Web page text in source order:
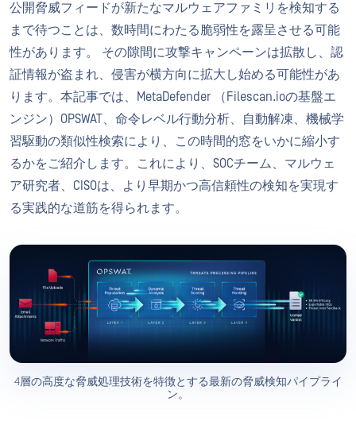
公開脅威フィードが新たなマルウェアファミリを検知する
まで待つことは、数時間にわたる脆弱性を露呈させる可能
性があります。 その隙間に攻撃キャンペーンは拡散し、認
証情報が盗まれ、侵害が横方向に拡大し始める可能性があ
ります。本記事では、MetaDefender （Filescan.ioの基盤エ
ンジン）OPSWAT、命令レベル行動分析、自動解凍、機械学
習駆動の類似性検索により、この時間的窓をいかに縮小す
るかをご紹介します。これにより、SOCチーム、マルウェ
ア研究者、CISOは、より早期かつ高信頼性の検知を実現す
る実践的な道筋を得られます。
4層の高度な脅威処理技術を特徴とする最新の脅威検知パイプライ
ン。